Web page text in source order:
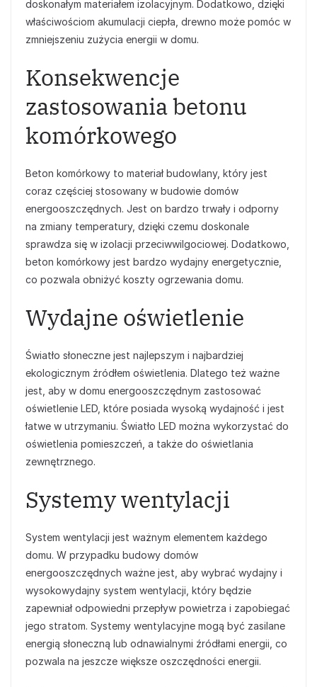
doskonałym materiałem izolacyjnym. Dodatkowo, dzięki
właściwościom akumulacji ciepła, drewno może pomóc w
zmniejszeniu zużycia energii w domu.
Konsekwencje
zastosowania betonu
komórkowego
Beton komórkowy to materiał budowlany, który jest
coraz częściej stosowany w budowie domów
energooszczędnych. Jest on bardzo trwały i odporny
na zmiany temperatury, dzięki czemu doskonale
sprawdza się w izolacji przeciwwilgociowej. Dodatkowo,
beton komórkowy jest bardzo wydajny energetycznie,
co pozwala obniżyć koszty ogrzewania domu.
Wydajne oświetlenie
Światło słoneczne jest najlepszym i najbardziej
ekologicznym źródłem oświetlenia. Dlatego też ważne
jest, aby w domu energooszczędnym zastosować
oświetlenie LED, które posiada wysoką wydajność i jest
łatwe w utrzymaniu. Światło LED można wykorzystać do
oświetlenia pomieszczeń, a także do oświetlania
zewnętrznego.
Systemy wentylacji
System wentylacji jest ważnym elementem każdego
domu. W przypadku budowy domów
energooszczędnych ważne jest, aby wybrać wydajny i
wysokowydajny system wentylacji, który będzie
zapewniał odpowiedni przepływ powietrza i zapobiegać
jego stratom. Systemy wentylacyjne mogą być zasilane
energią słoneczną lub odnawialnymi źródłami energii, co
pozwala na jeszcze większe oszczędności energii.